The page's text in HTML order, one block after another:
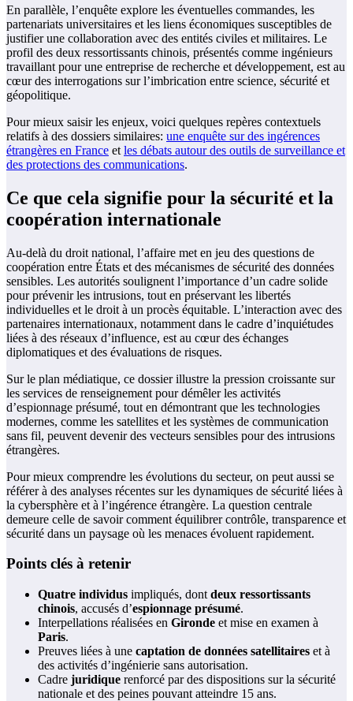
En parallèle, l’enquête explore les éventuelles commandes, les
partenariats universitaires et les liens économiques susceptibles de
justifier une collaboration avec des entités civiles et militaires. Le
profil des deux ressortissants chinois, présentés comme ingénieurs
travaillant pour une entreprise de recherche et développement, est au
cœur des interrogations sur l’imbrication entre science, sécurité et
géopolitique.
Pour mieux saisir les enjeux, voici quelques repères contextuels
relatifs à des dossiers similaires: une enquête sur des ingérences
étrangères en France et les débats autour des outils de surveillance et
des protections des communications.
Ce que cela signifie pour la sécurité et la
coopération internationale
Au-delà du droit national, l’affaire met en jeu des questions de
coopération entre États et des mécanismes de sécurité des données
sensibles. Les autorités soulignent l’importance d’un cadre solide
pour prévenir les intrusions, tout en préservant les libertés
individuelles et le droit à un procès équitable. L’interaction avec des
partenaires internationaux, notamment dans le cadre d’inquiétudes
liées à des réseaux d’influence, est au cœur des échanges
diplomatiques et des évaluations de risques.
Sur le plan médiatique, ce dossier illustre la pression croissante sur
les services de renseignement pour démêler les activités
d’espionnage présumé, tout en démontrant que les technologies
modernes, comme les satellites et les systèmes de communication
sans fil, peuvent devenir des vecteurs sensibles pour des intrusions
étrangères.
Pour mieux comprendre les évolutions du secteur, on peut aussi se
référer à des analyses récentes sur les dynamiques de sécurité liées à
la cybersphère et à l’ingérence étrangère. La question centrale
demeure celle de savoir comment équilibrer contrôle, transparence et
sécurité dans un paysage où les menaces évoluent rapidement.
Points clés à retenir
Quatre individus impliqués, dont deux ressortissants
chinois, accusés d’espionnage présumé.
Interpellations réalisées en Gironde et mise en examen à
Paris.
Preuves liées à une captation de données satellitaires et à
des activités d’ingénierie sans autorisation.
Cadre juridique renforcé par des dispositions sur la sécurité
nationale et des peines pouvant atteindre 15 ans.